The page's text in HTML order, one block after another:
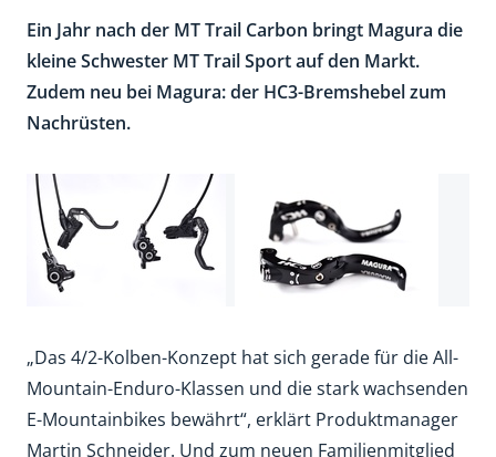
Ein Jahr nach der MT Trail Carbon bringt Magura die
kleine Schwester MT Trail Sport auf den Markt.
Zudem neu bei Magura: der HC3-Bremshebel zum
Nachrüsten.
„Das 4/2-Kolben-Konzept hat sich gerade für die All-
Mountain-Enduro-Klassen und die stark wachsenden
E-Mountainbikes bewährt“, erklärt Produktmanager
Martin Schneider. Und zum neuen Familienmitglied